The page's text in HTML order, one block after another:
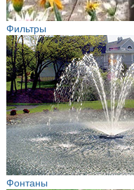
Фильтры
Фонтаны